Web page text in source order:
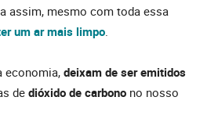
assim, mesmo com toda essa
um ar mais limpo.
economia, deixam de ser emitidos
de dióxido de carbono no nosso